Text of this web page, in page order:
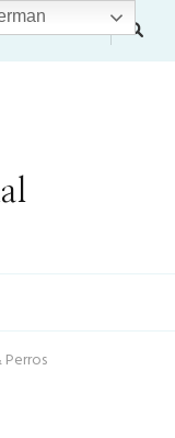
Perros